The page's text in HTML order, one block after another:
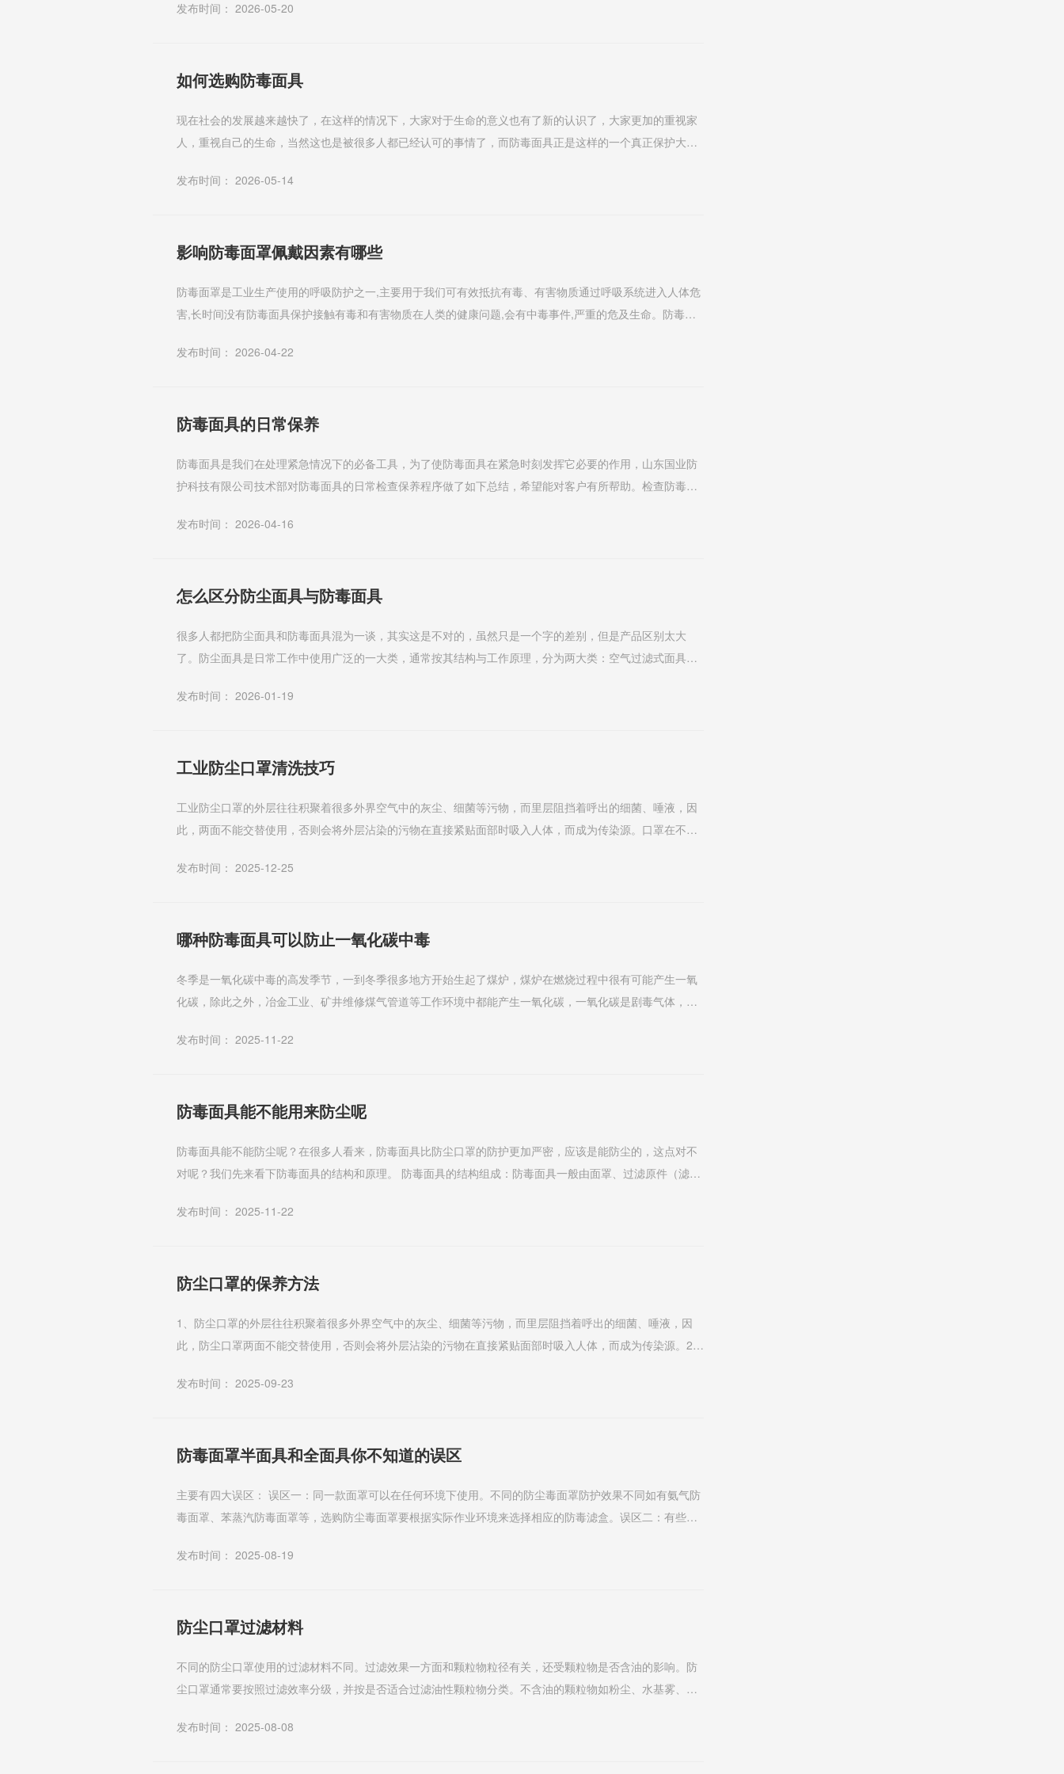
发布时间： 2026-05-20
如何选购防毒面具
现在社会的发展越来越快了，在这样的情况下，大家对于生命的意义也有了新的认识了，大家更加的重视家
人，重视自己的生命，当然这也是被很多人都已经认可的事情了，而防毒面具正是这样的一个真正保护大家
发布时间： 2026-05-14
影响防毒面罩佩戴因素有哪些
防毒面罩是工业生产使用的呼吸防护之一,主要用于我们可有效抵抗有毒、有害物质通过呼吸系统进入人体危
害,长时间没有防毒面具保护接触有毒和有害物质在人类的健康问题,会有中毒事件,严重的危及生命。防毒面
发布时间： 2026-04-22
防毒面具的日常保养
防毒面具是我们在处理紧急情况下的必备工具，为了使防毒面具在紧急时刻发挥它必要的作用，山东国业防
护科技有限公司技术部对防毒面具的日常检查保养程序做了如下总结，希望能对客户有所帮助。检查防毒面
发布时间： 2026-04-16
怎么区分防尘面具与防毒面具
很多人都把防尘面具和防毒面具混为一谈，其实这是不对的，虽然只是一个字的差别，但是产品区别太大
了。防尘面具是日常工作中使用广泛的一大类，通常按其结构与工作原理，分为两大类：空气过滤式面具与
发布时间： 2026-01-19
工业防尘口罩清洗技巧
工业防尘口罩的外层往往积聚着很多外界空气中的灰尘、细菌等污物，而里层阻挡着呼出的细菌、唾液，因
此，两面不能交替使用，否则会将外层沾染的污物在直接紧贴面部时吸入人体，而成为传染源。口罩在不戴
发布时间： 2025-12-25
哪种防毒面具可以防止一氧化碳中毒
冬季是一氧化碳中毒的高发季节，一到冬季很多地方开始生起了煤炉，煤炉在燃烧过程中很有可能产生一氧
化碳，除此之外，冶金工业、矿井维修煤气管道等工作环境中都能产生一氧化碳，一氧化碳是剧毒气体，可
发布时间： 2025-11-22
防毒面具能不能用来防尘呢
防毒面具能不能防尘呢？在很多人看来，防毒面具比防尘口罩的防护更加严密，应该是能防尘的，这点对不
对呢？我们先来看下防毒面具的结构和原理。 防毒面具的结构组成：防毒面具一般由面罩、过滤原件（滤毒
发布时间： 2025-11-22
防尘口罩的保养方法
1、防尘口罩的外层往往积聚着很多外界空气中的灰尘、细菌等污物，而里层阻挡着呼出的细菌、唾液，因
此，防尘口罩两面不能交替使用，否则会将外层沾染的污物在直接紧贴面部时吸入人体，而成为传染源。2、
发布时间： 2025-09-23
防毒面罩半面具和全面具你不知道的误区
主要有四大误区： 误区一：同一款面罩可以在任何环境下使用。不同的防尘毒面罩防护效果不同如有氨气防
毒面罩、苯蒸汽防毒面罩等，选购防尘毒面罩要根据实际作业环境来选择相应的防毒滤盒。误区二：有些人
发布时间： 2025-08-19
防尘口罩过滤材料
不同的防尘口罩使用的过滤材料不同。过滤效果一方面和颗粒物粒径有关，还受颗粒物是否含油的影响。防
尘口罩通常要按照过滤效率分级，并按是否适合过滤油性颗粒物分类。不含油的颗粒物如粉尘、水基雾、漆
发布时间： 2025-08-08